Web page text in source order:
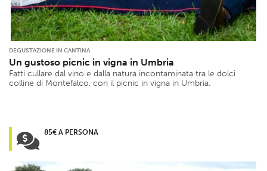
DEGUSTAZIONE IN CANTINA
Un gustoso picnic in vigna in Umbria
Fatti cullare dal vino e dalla natura incontaminata tra le dolci
colline di Montefalco, con il picnic in vigna in Umbria.
85€ A PERSONA